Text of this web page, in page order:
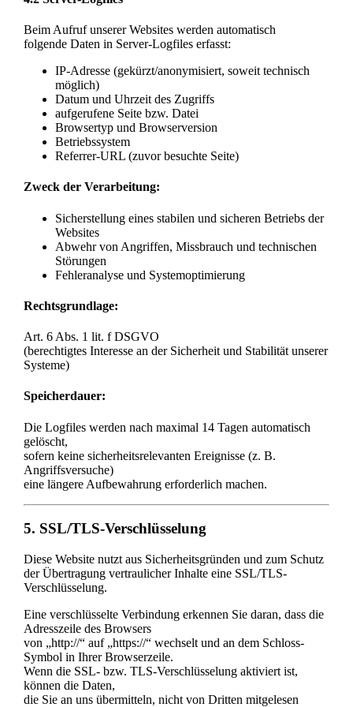
Beim Aufruf unserer Websites werden automatisch
folgende Daten in Server-Logfiles erfasst:
IP-Adresse (gekürzt/anonymisiert, soweit technisch
möglich)
Datum und Uhrzeit des Zugriffs
aufgerufene Seite bzw. Datei
Browsertyp und Browserversion
Betriebssystem
Referrer-URL (zuvor besuchte Seite)
Zweck der Verarbeitung:
Sicherstellung eines stabilen und sicheren Betriebs der
Websites
Abwehr von Angriffen, Missbrauch und technischen
Störungen
Fehleranalyse und Systemoptimierung
Rechtsgrundlage:
Art. 6 Abs. 1 lit. f DSGVO
(berechtigtes Interesse an der Sicherheit und Stabilität unserer
Systeme)
Speicherdauer:
Die Logfiles werden nach maximal 14 Tagen automatisch
gelöscht,
sofern keine sicherheitsrelevanten Ereignisse (z. B.
Angriffsversuche)
eine längere Aufbewahrung erforderlich machen.
5. SSL/TLS-Verschlüsselung
Diese Website nutzt aus Sicherheitsgründen und zum Schutz
der Übertragung vertraulicher Inhalte eine SSL/TLS-
Verschlüsselung.
Eine verschlüsselte Verbindung erkennen Sie daran, dass die
Adresszeile des Browsers
von „http://“ auf „https://“ wechselt und an dem Schloss-
Symbol in Ihrer Browserzeile.
Wenn die SSL- bzw. TLS-Verschlüsselung aktiviert ist,
können die Daten,
die Sie an uns übermitteln, nicht von Dritten mitgelesen